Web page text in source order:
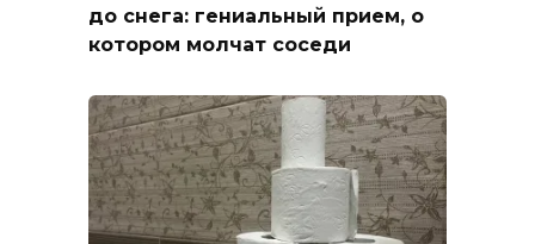
до снега: гениальный прием, о
котором молчат соседи